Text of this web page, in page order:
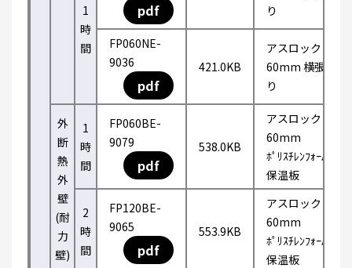
1
時
間
pdf
り
FP060NE-
9036
pdf
421.0KB
アスロック
60mm 横張
り
外
断
熱
外
壁
(耐
力
壁)
1
時
間
FP060BE-
9079
pdf
538.0KB
アスロック
60mm
ﾎﾟﾘｽﾁﾚﾝﾌｫｰﾑ
保温板
2
時
間
FP120BE-
9065
pdf
553.9KB
アスロック
60mm
ﾎﾟﾘｽﾁﾚﾝﾌｫｰﾑ
保温板